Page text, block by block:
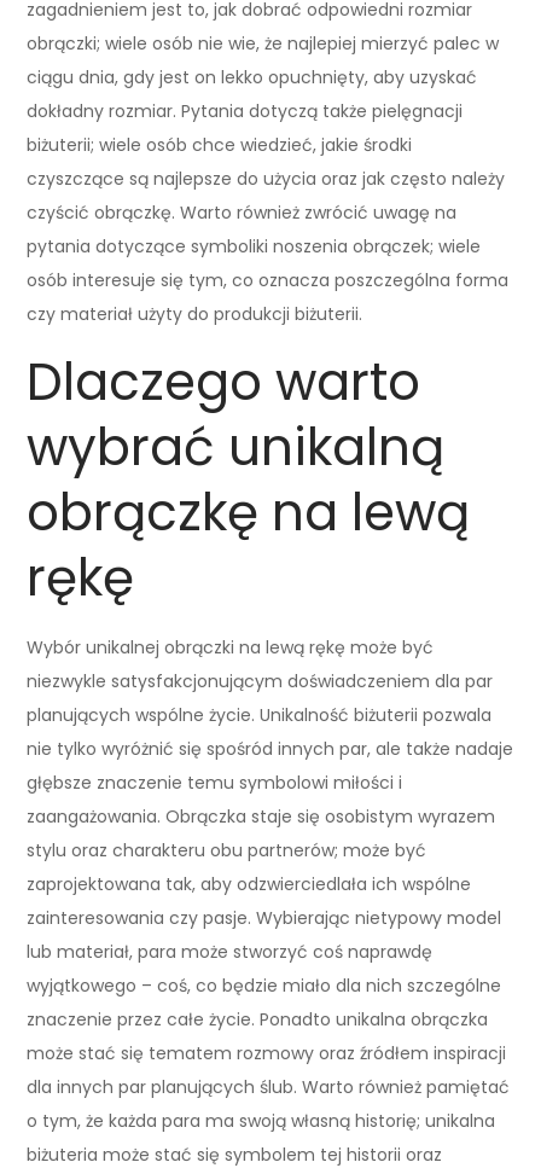
zagadnieniem jest to, jak dobrać odpowiedni rozmiar
obrączki; wiele osób nie wie, że najlepiej mierzyć palec w
ciągu dnia, gdy jest on lekko opuchnięty, aby uzyskać
dokładny rozmiar. Pytania dotyczą także pielęgnacji
biżuterii; wiele osób chce wiedzieć, jakie środki
czyszczące są najlepsze do użycia oraz jak często należy
czyścić obrączkę. Warto również zwrócić uwagę na
pytania dotyczące symboliki noszenia obrączek; wiele
osób interesuje się tym, co oznacza poszczególna forma
czy materiał użyty do produkcji biżuterii.
Dlaczego warto
wybrać unikalną
obrączkę na lewą
rękę
Wybór unikalnej obrączki na lewą rękę może być
niezwykle satysfakcjonującym doświadczeniem dla par
planujących wspólne życie. Unikalność biżuterii pozwala
nie tylko wyróżnić się spośród innych par, ale także nadaje
głębsze znaczenie temu symbolowi miłości i
zaangażowania. Obrączka staje się osobistym wyrazem
stylu oraz charakteru obu partnerów; może być
zaprojektowana tak, aby odzwierciedlała ich wspólne
zainteresowania czy pasje. Wybierając nietypowy model
lub materiał, para może stworzyć coś naprawdę
wyjątkowego – coś, co będzie miało dla nich szczególne
znaczenie przez całe życie. Ponadto unikalna obrączka
może stać się tematem rozmowy oraz źródłem inspiracji
dla innych par planujących ślub. Warto również pamiętać
o tym, że każda para ma swoją własną historię; unikalna
biżuteria może stać się symbolem tej historii oraz